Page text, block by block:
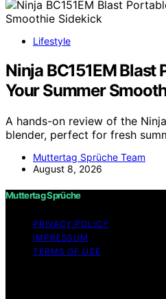
Lifestyle
Ninja BC151EM Blast
Your Summer
A hands-on review of the
blender, perfect for fresh
Muttertag Sprüche Team
August 8, 2026
Muttertag Sprüche
PRIVACY POLICY
IMPRESSUM
TERMS OF USE